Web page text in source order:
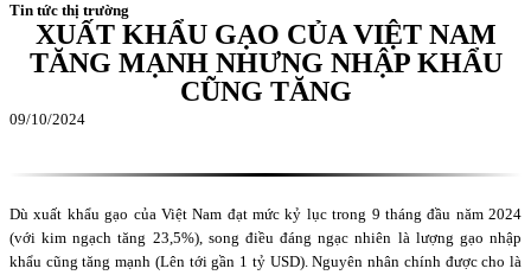
Tin tức thị trường
XUẤT KHẨU GẠO CỦA VIỆT NAM
TĂNG MẠNH NHƯNG NHẬP KHẨU
CŨNG TĂNG
09/10/2024
Dù xuất khẩu gạo của Việt Nam đạt mức kỷ lục trong 9 tháng đầu năm 2024
(với kim ngạch tăng 23,5%), song điều đáng ngạc nhiên là lượng gạo nhập
khẩu cũng tăng mạnh (Lên tới gần 1 tỷ USD). Nguyên nhân chính được cho là